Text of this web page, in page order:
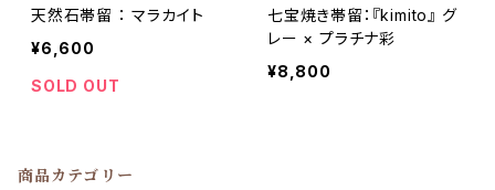
天然石帯留 ： マラカイト
¥6,600
SOLD OUT
七宝焼き帯留：『kimito』 グ
レー × プラチナ彩
¥8,800
商品カテゴリー